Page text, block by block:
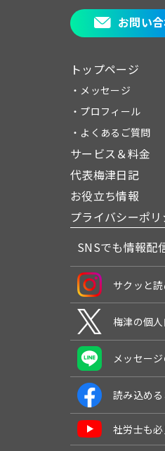
お問い
トップページ
・メッセージ
・プロフィール
・よくあるご質問
サービス＆料金
代表梅津日記
お役立ち情報
プライバシーポリ
SNSでも情報配
サクッと
梅津の個
メッセー
読み込め
社労士も